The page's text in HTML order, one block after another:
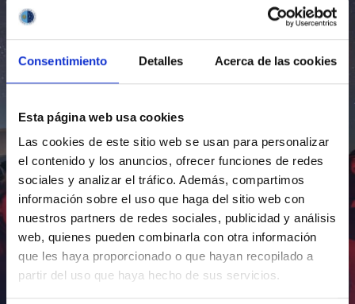
Consentimiento Detalles Acerca de las cookies
Esta página web usa cookies
Las cookies de este sitio web se usan para personalizar
el contenido y los anuncios, ofrecer funciones de redes
sociales y analizar el tráfico. Además, compartimos
información sobre el uso que haga del sitio web con
nuestros partners de redes sociales, publicidad y análisis
web, quienes pueden combinarla con otra información
que les haya proporcionado o que hayan recopilado a
partir del uso que haya hecho de sus servicios.